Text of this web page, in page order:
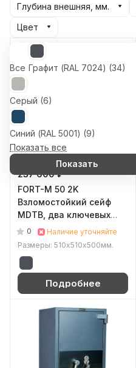
Глубина внешняя, мм.
Цвет
Все Графит (RAL 7024) (34)
Серый (6)
Синий (RAL 5001) (9)
Показать все
Показать
237 600 ₽
FORT-M 50 2K
Взломостойкий сейф
MDTB, два ключевых
(Графит (RAL 7024))
0
Наличие уточняйте
Размеры: 510х510х500мм.
Подробнее